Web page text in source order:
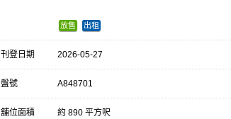
放售 出租
刊登日期 2026-05-27
盤號 A848701
舖位面積 約 890 平方呎